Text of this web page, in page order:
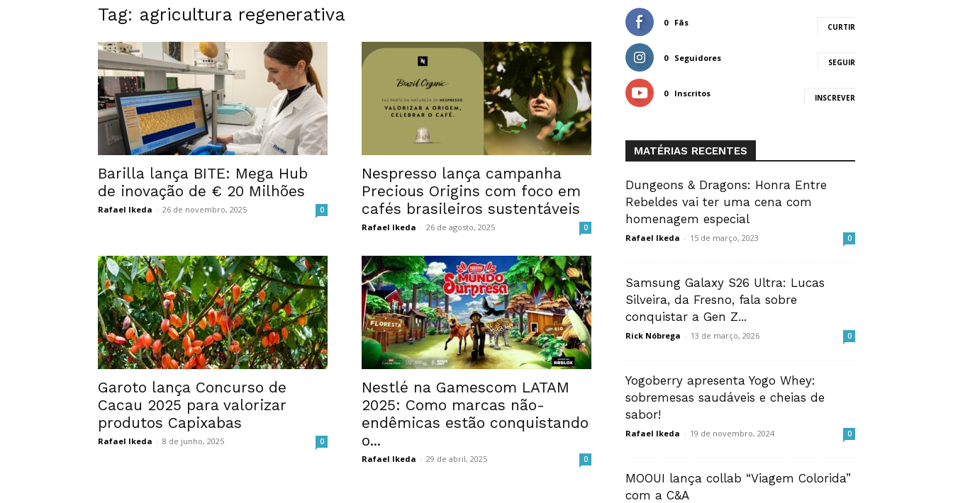
Tag: agricultura regenerativa
Barilla lança BITE: Mega Hub
de inovação de € 20 Milhões
Rafael Ikeda - 26 de novembro, 2025 0
Nespresso lança campanha
Precious Origins com foco em
cafés brasileiros sustentáveis
Rafael Ikeda - 26 de agosto, 2025 0
Garoto lança Concurso de
Cacau 2025 para valorizar
produtos Capixabas
Rafael Ikeda - 8 de junho, 2025 0
Nestlé na Gamescom LATAM
2025: Como marcas não-
endêmicas estão conquistando
o...
Rafael Ikeda - 29 de abril, 2025 0
0 Fãs CURTIR
0 Seguidores SEGUIR
0 Inscritos INSCREVER
MATÉRIAS RECENTES
Dungeons & Dragons: Honra Entre
Rebeldes vai ter uma cena com
homenagem especial
Rafael Ikeda - 15 de março, 2023 0
Samsung Galaxy S26 Ultra: Lucas
Silveira, da Fresno, fala sobre
conquistar a Gen Z...
Rick Nóbrega - 13 de março, 2026 0
Yogoberry apresenta Yogo Whey:
sobremesas saudáveis e cheias de
sabor!
Rafael Ikeda - 19 de novembro, 2024 0
MOOUI lança collab “Viagem Colorida”
com a C&A